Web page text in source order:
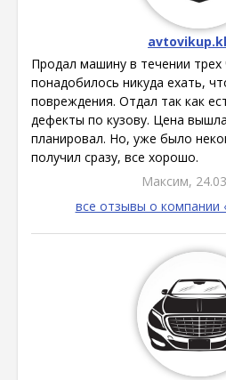
Продал машину в течении
понадобилось никуда ехать,
повреждения. Отдал так как
дефекты по кузову. Цена
планировал. Но, уже было
получил сразу, все хорошо.
Максим,
все отзывы о компании